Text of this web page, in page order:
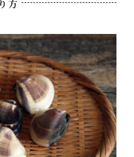
方